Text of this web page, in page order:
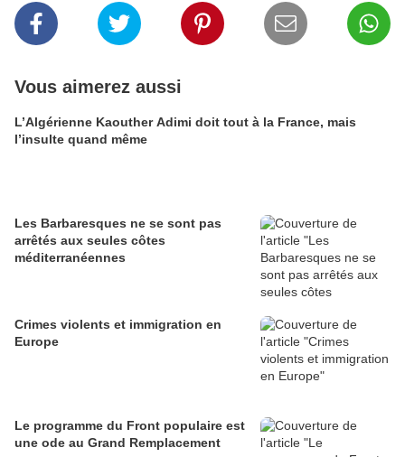
Vous aimerez aussi
L’Algérienne Kaouther Adimi doit tout à la France, mais
l’insulte quand même
Les Barbaresques ne se sont pas
arrêtés aux seules côtes
méditerranéennes
Crimes violents et immigration en
Europe
Le programme du Front populaire est
une ode au Grand Remplacement